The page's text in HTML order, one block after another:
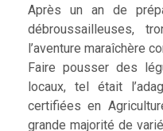
Après un an de
débroussailleuses,
l’aventure maraîchère
Faire pousser des
locaux, tel était
certifiées en
grande majorité de